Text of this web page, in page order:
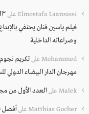
Elmostafa Laaroussi على
فيلم ياسين فنان يحتفي
وصراعاته الداخلية
Mohammed علىتكريم نجوم
مهرجان الدار البيضاء الدولي
Malek علىالعدد الأول من
Matthias Gocher على